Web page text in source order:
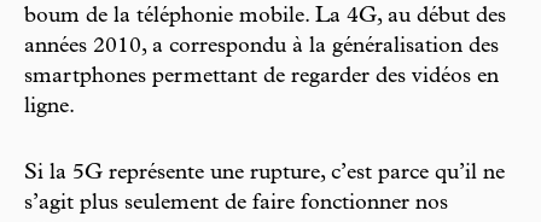
boum de la téléphonie mobile. La 4G, au début des
années 2010, a correspondu à la généralisation des
smartphones permettant de regarder des vidéos en
ligne.
Si la 5G représente une rupture, c’est parce qu’il ne
s’agit plus seulement de faire fonctionner nos